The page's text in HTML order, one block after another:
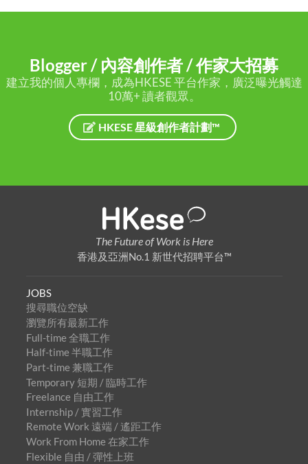
Blogger / 內容創作者 / 作家大招募
建立我的個人專欄，成為HKESE 平台作家，廣泛曝光觸達
10萬+ 讀者觀眾。
HKESE 星級創作者計劃™
The Future of Work is Here
香港及亞洲No.1 新世代招聘平台™
JOBS
搜尋職位空缺
瀏覽所有最新工作
Full-time 全職工作
Half-time 半職工作
Part-time 兼職工作
Temporary 短期 / 臨時工作
Freelance 自由工作
Internship / 實習工作
Remote Work 遠端 / 遙距工作
Work From Home 在家工作
Flexible 自由 / 彈性上班